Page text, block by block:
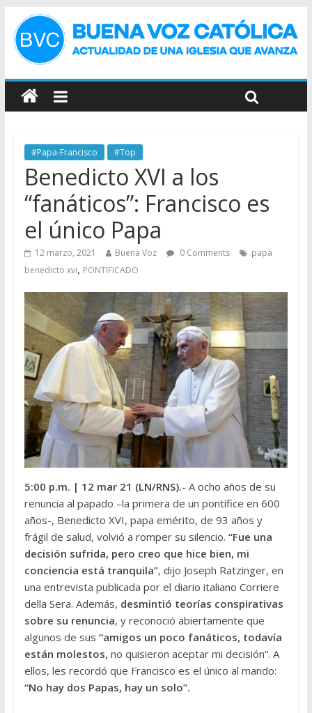
#Papa-Francisco #Top
Benedicto XVI a los
“fanáticos”: Francisco es
el único Papa
12 marzo, 2021 Buena Voz 0 Comments
papa
benedicto xvi, PONTIFICADO
5:00 p.m. | 12 mar 21 (LN/RNS).- A ocho años de su
renuncia al papado –la primera de un pontífice en 600
años-, Benedicto XVI, papa emérito, de 93 años y
frágil de salud, volvió a romper su silencio. “Fue una
decisión sufrida, pero creo que hice bien, mi
conciencia está tranquila”, dijo Joseph Ratzinger, en
una entrevista publicada por el diario italiano Corriere
della Sera. Además, desmintió teorías conspirativas
sobre su renuncia, y reconoció abiertamente que
algunos de sus “amigos un poco fanáticos, todavía
están molestos, no quisieron aceptar mi decisión”. A
ellos, les recordó que Francisco es el único al mando:
“No hay dos Papas, hay un solo”.